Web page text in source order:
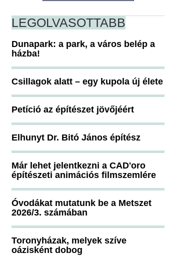
LEGOLVASOTTABB
Dunapark: a park, a város belép a
házba!
Csillagok alatt – egy kupola új élete
Petíció az építészet jövőjéért
Elhunyt Dr. Bitó János építész
Már lehet jelentkezni a CAD'oro
építészeti animációs filmszemlére
Óvodákat mutatunk be a Metszet
2026/3. számában
Toronyházak, melyek szíve
oázisként dobog